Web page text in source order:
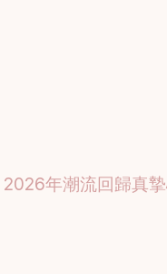
年潮流回歸真